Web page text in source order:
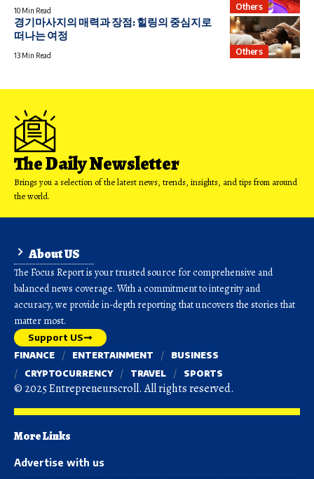
Others
10 Min Read
Others
경기마사지의 매력과 장점: 힐링의 중심지로
떠나는 여정
13 Min Read
The Daily Newsletter
Brings you a selection of the latest news, trends, insights, and tips from around
the world.
About US
The Focus Report is your trusted source for comprehensive and
balanced news coverage. With a commitment to integrity and
accuracy, we provide in-depth reporting that uncovers the stories that
matter most.
Support US
FINANCE ENTERTAINMENT
BUSINESS
CRYPTOCURRENCY
TRAVEL SPORTS
© 2025 Entrepreneurscroll. All rights reserved.
More Links
Advertise with us